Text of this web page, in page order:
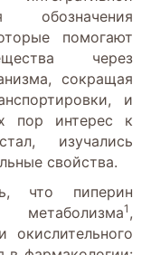
помогают
через
сокращая
и
пор интерес к
изучались
свойства.
что пиперин
1 ,